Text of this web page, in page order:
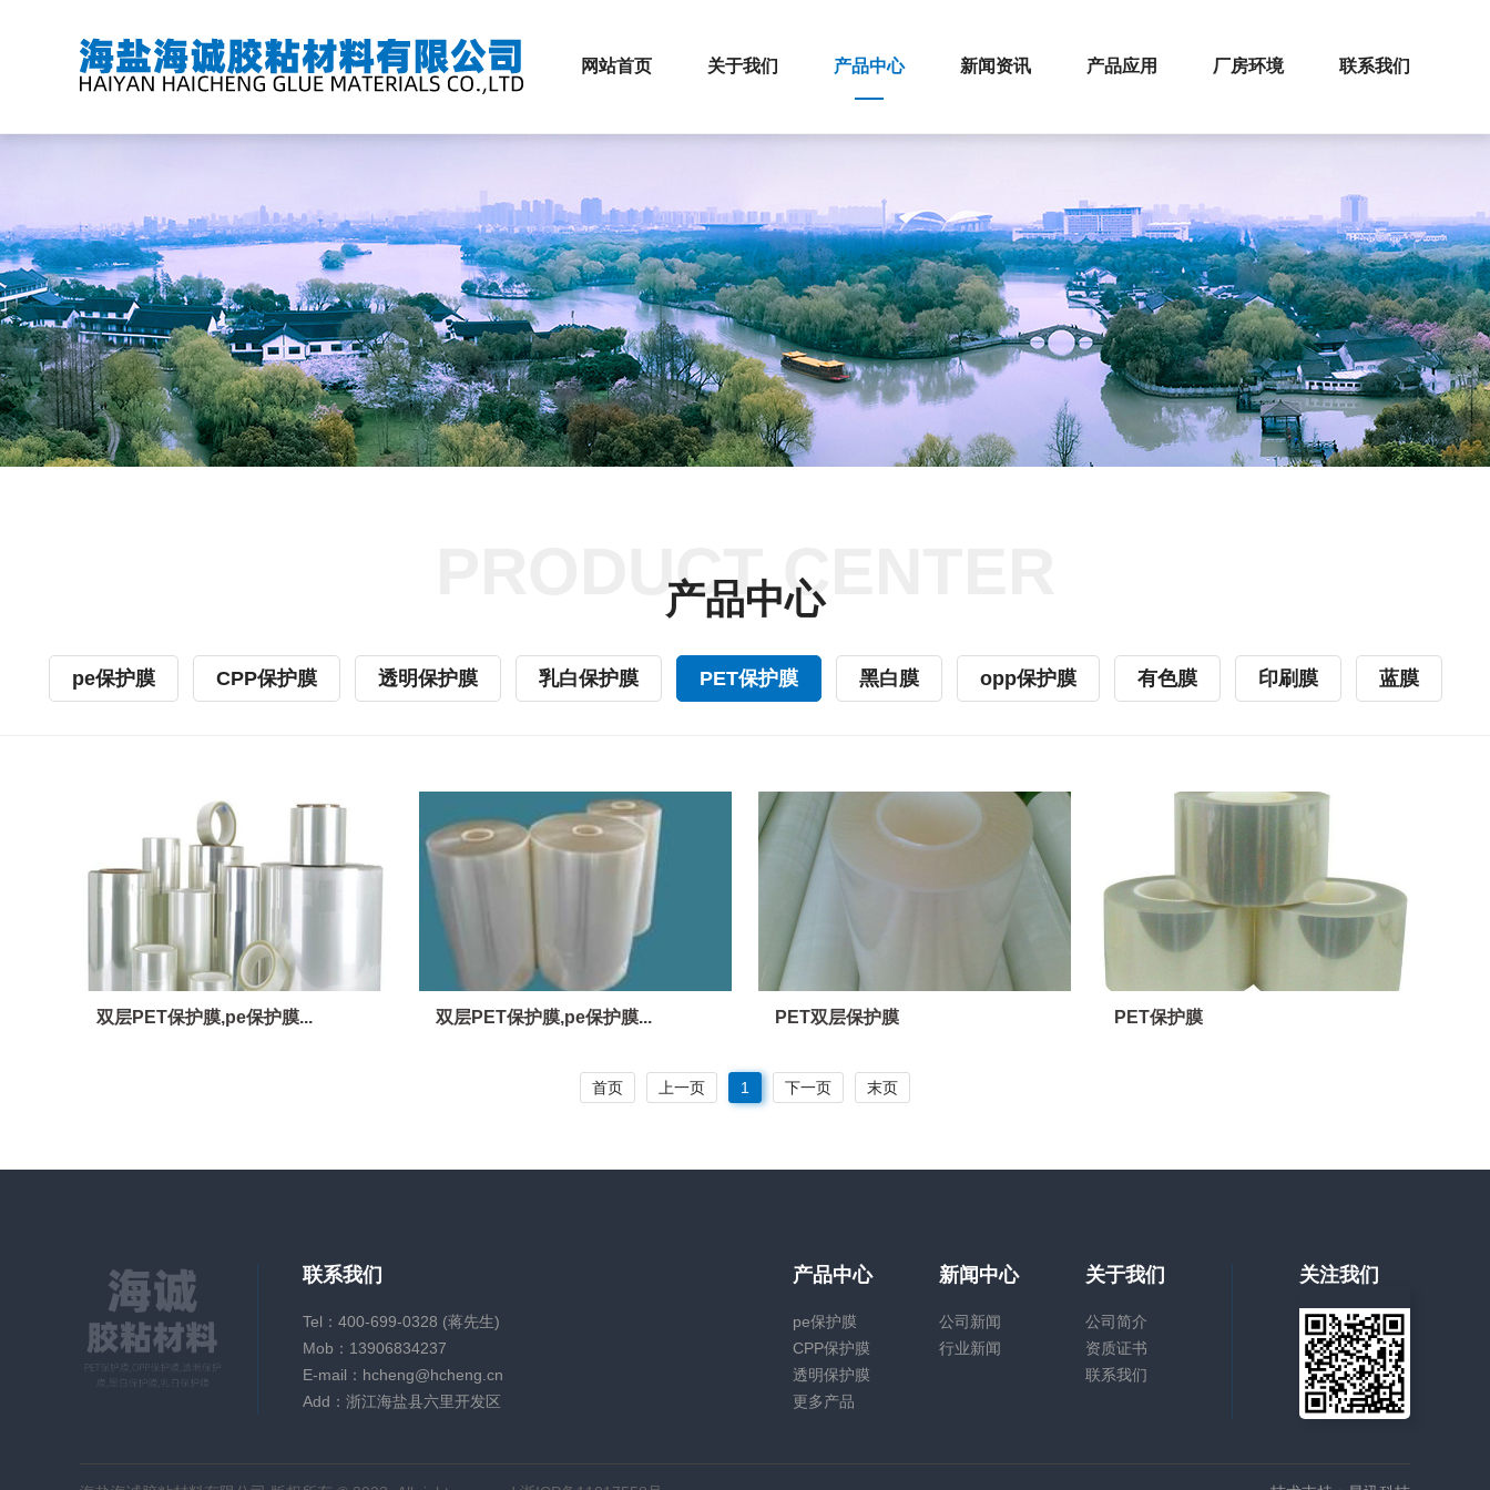
网站首页 关于我们 产品中心 新闻资讯 产品应用 厂房环境 联系我们
PRODUCT CENTER
产品中心
pe保护膜 CPP保护膜 透明保护膜 乳白保护膜 PET保护膜 黑白膜 opp保护膜 有色膜 印刷膜 蓝膜
双层PET保护膜,pe保护膜... 双层PET保护膜,pe保护膜... PET双层保护膜 PET保护膜
首页 上一页 1 下一页 末页
联系我们
Tel：400-699-0328 (蒋先生)
Mob：13906834237
E-mail：hcheng@hcheng.cn
Add：浙江海盐县六里开发区
关注我们
产品中心
pe保护膜
CPP保护膜
透明保护膜
更多产品
新闻中心
公司新闻
行业新闻
关于我们
公司简介
资质证书
联系我们